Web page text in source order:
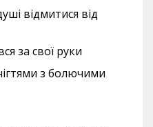
відмитися від
за свої руки
з болючими